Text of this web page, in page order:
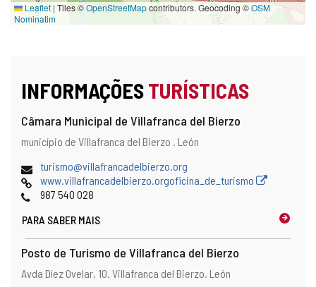
Leaflet | Tiles ©OpenStreetMapcontributors. Geocoding ©OSM
Nominatim
INFORMAÇÕESTURÍSTICAS
Câmara Municipal de Villafranca del Bierzo
Endereço
Endereço
município de Villafranca del Bierzo . León
Endereço
de
email
turismo@villafrancadelbierzo.org
Pagina
web
www.villafrancadelbierzo.orgoficina_de_turismo
Telefones
987 540 028
PARA SABER MAIS
Posto de Turismo de Villafranca del Bierzo
Endereço
Endereço
Avda Díez Ovelar, 10. Villafranca del Bierzo. León